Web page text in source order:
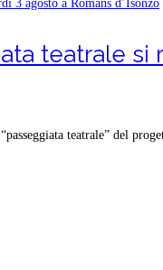
teatrale
teatrale” del